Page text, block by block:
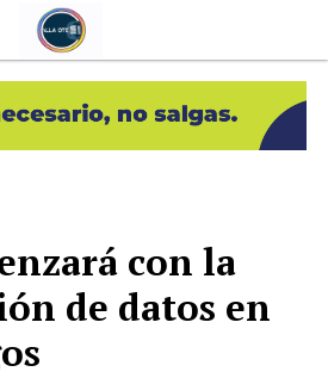
con la
de datos en